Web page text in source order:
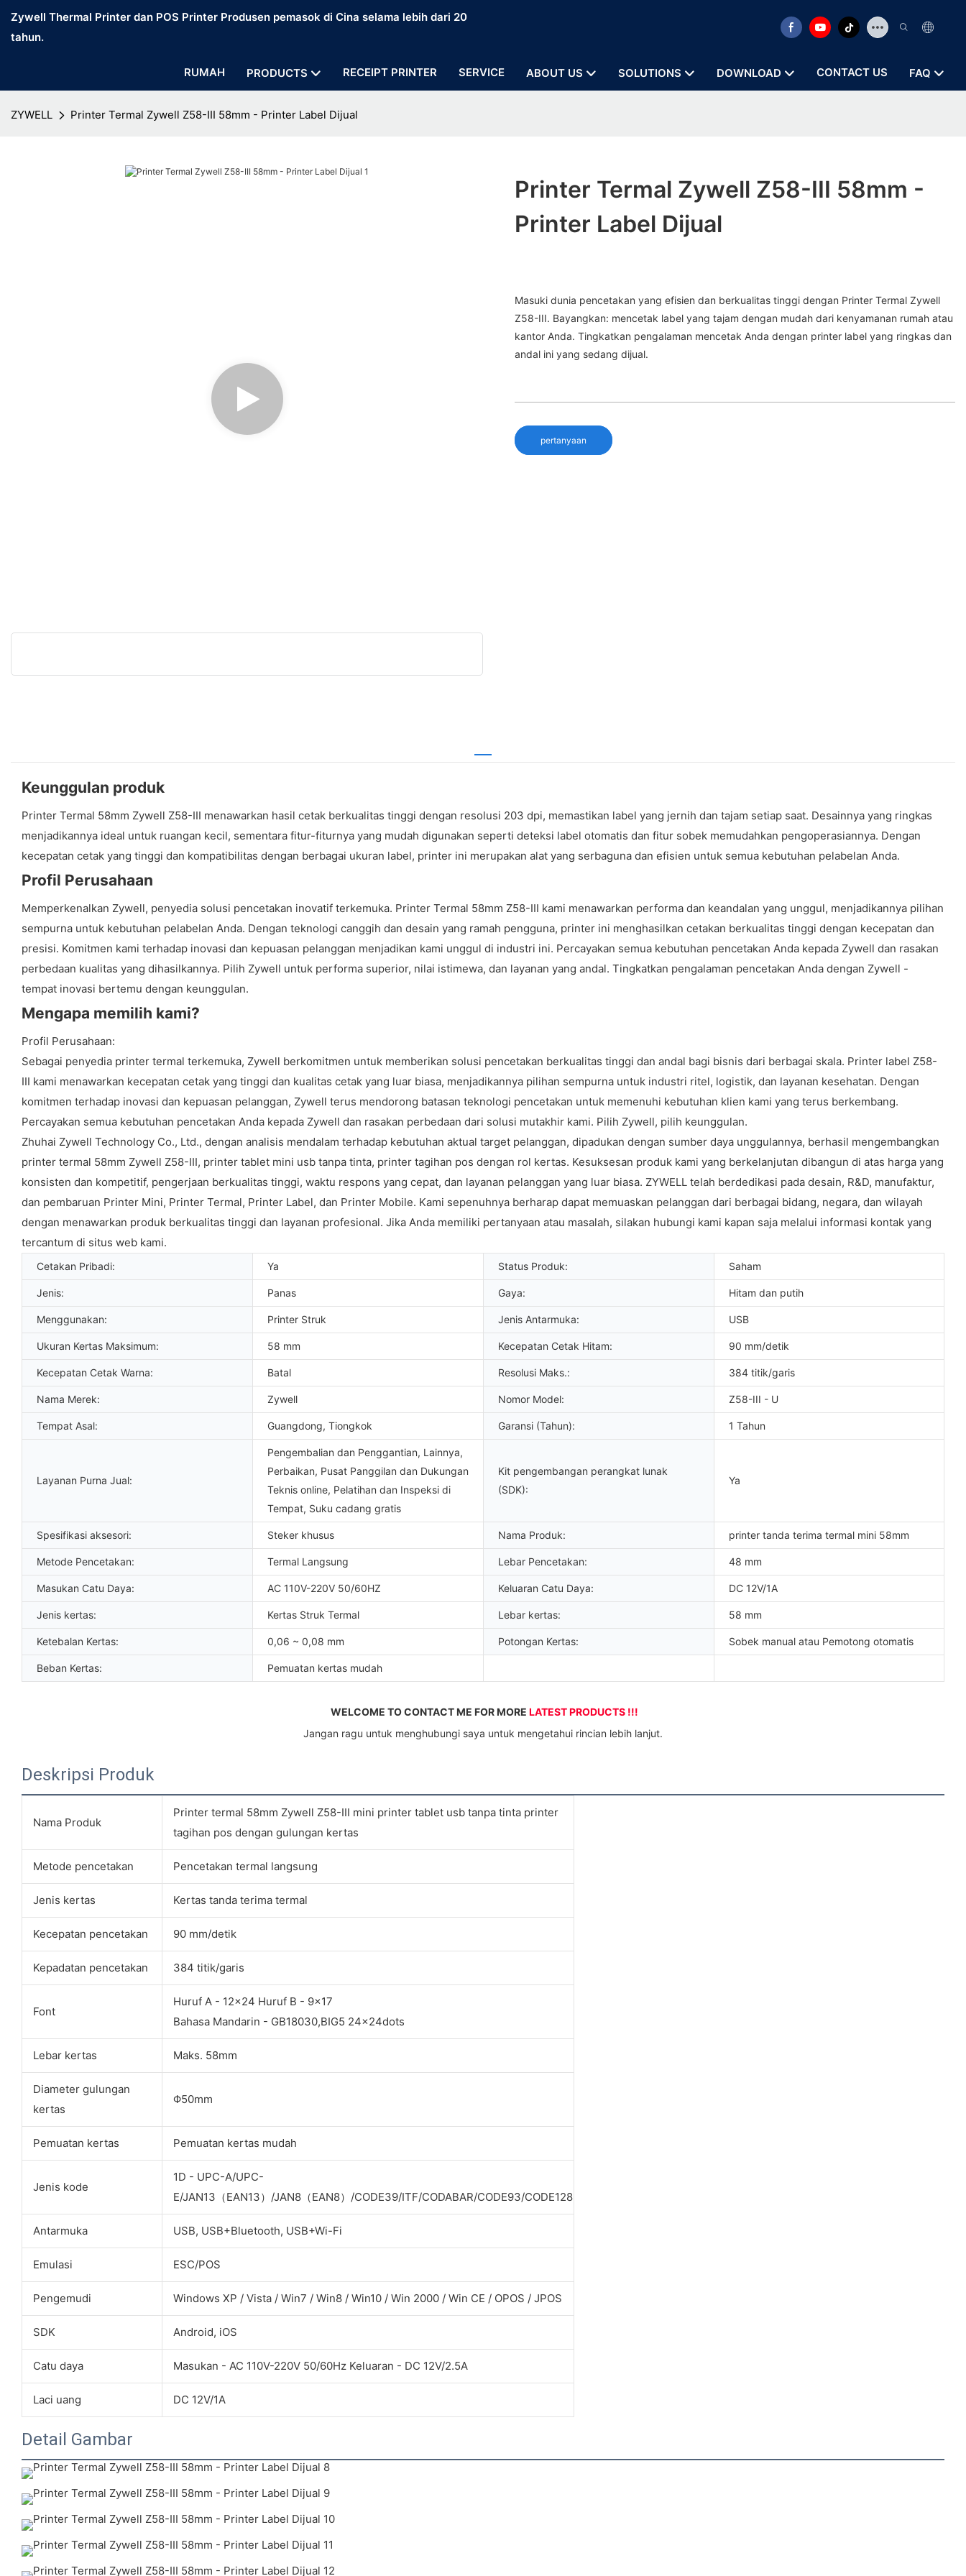
Zywell Thermal Printer dan POS Printer Produsen pemasok di Cina selama lebih dari 20
tahun.
RUMAH PRODUCTS RECEIPT PRINTER SERVICE ABOUT US SOLUTIONS DOWNLOAD CONTACT US FAQ
ZYWELL Printer Termal Zywell Z58-III 58mm - Printer Label Dijual
Printer Termal Zywell Z58-III 58mm -
Printer Label Dijual
Masuki dunia pencetakan yang efisien dan berkualitas tinggi dengan Printer Termal Zywell
Z58-III. Bayangkan: mencetak label yang tajam dengan mudah dari kenyamanan rumah atau
kantor Anda. Tingkatkan pengalaman mencetak Anda dengan printer label yang ringkas dan
andal ini yang sedang dijual.
pertanyaan
Keunggulan produk
Printer Termal 58mm Zywell Z58-III menawarkan hasil cetak berkualitas tinggi dengan resolusi 203 dpi, memastikan label yang jernih dan tajam setiap saat. Desainnya yang ringkas
menjadikannya ideal untuk ruangan kecil, sementara fitur-fiturnya yang mudah digunakan seperti deteksi label otomatis dan fitur sobek memudahkan pengoperasiannya. Dengan
kecepatan cetak yang tinggi dan kompatibilitas dengan berbagai ukuran label, printer ini merupakan alat yang serbaguna dan efisien untuk semua kebutuhan pelabelan Anda.
Profil Perusahaan
Memperkenalkan Zywell, penyedia solusi pencetakan inovatif terkemuka. Printer Termal 58mm Z58-III kami menawarkan performa dan keandalan yang unggul, menjadikannya pilihan
sempurna untuk kebutuhan pelabelan Anda. Dengan teknologi canggih dan desain yang ramah pengguna, printer ini menghasilkan cetakan berkualitas tinggi dengan kecepatan dan
presisi. Komitmen kami terhadap inovasi dan kepuasan pelanggan menjadikan kami unggul di industri ini. Percayakan semua kebutuhan pencetakan Anda kepada Zywell dan rasakan
perbedaan kualitas yang dihasilkannya. Pilih Zywell untuk performa superior, nilai istimewa, dan layanan yang andal. Tingkatkan pengalaman pencetakan Anda dengan Zywell -
tempat inovasi bertemu dengan keunggulan.
Mengapa memilih kami?
Profil Perusahaan:
Sebagai penyedia printer termal terkemuka, Zywell berkomitmen untuk memberikan solusi pencetakan berkualitas tinggi dan andal bagi bisnis dari berbagai skala. Printer label Z58-
III kami menawarkan kecepatan cetak yang tinggi dan kualitas cetak yang luar biasa, menjadikannya pilihan sempurna untuk industri ritel, logistik, dan layanan kesehatan. Dengan
komitmen terhadap inovasi dan kepuasan pelanggan, Zywell terus mendorong batasan teknologi pencetakan untuk memenuhi kebutuhan klien kami yang terus berkembang.
Percayakan semua kebutuhan pencetakan Anda kepada Zywell dan rasakan perbedaan dari solusi mutakhir kami. Pilih Zywell, pilih keunggulan.
Zhuhai Zywell Technology Co., Ltd., dengan analisis mendalam terhadap kebutuhan aktual target pelanggan, dipadukan dengan sumber daya unggulannya, berhasil mengembangkan
printer termal 58mm Zywell Z58-III, printer tablet mini usb tanpa tinta, printer tagihan pos dengan rol kertas. Kesuksesan produk kami yang berkelanjutan dibangun di atas harga yang
konsisten dan kompetitif, pengerjaan berkualitas tinggi, waktu respons yang cepat, dan layanan pelanggan yang luar biasa. ZYWELL telah berdedikasi pada desain, R&D, manufaktur,
dan pembaruan Printer Mini, Printer Termal, Printer Label, dan Printer Mobile. Kami sepenuhnya berharap dapat memuaskan pelanggan dari berbagai bidang, negara, dan wilayah
dengan menawarkan produk berkualitas tinggi dan layanan profesional. Jika Anda memiliki pertanyaan atau masalah, silakan hubungi kami kapan saja melalui informasi kontak yang
tercantum di situs web kami.
Cetakan Pribadi: Ya Status Produk: Saham
Jenis: Panas Gaya: Hitam dan putih
Menggunakan: Printer Struk Jenis Antarmuka: USB
Ukuran Kertas Maksimum: 58 mm Kecepatan Cetak Hitam: 90 mm/detik
Kecepatan Cetak Warna: Batal Resolusi Maks.: 384 titik/garis
Nama Merek: Zywell Nomor Model: Z58-III - U
Tempat Asal: Guangdong, Tiongkok Garansi (Tahun): 1 Tahun
Layanan Purna Jual:
Pengembalian dan Penggantian, Lainnya,
Perbaikan, Pusat Panggilan dan Dukungan
Teknis online, Pelatihan dan Inspeksi di
Tempat, Suku cadang gratis
Kit pengembangan perangkat lunak
(SDK):
Ya
Spesifikasi aksesori: Steker khusus Nama Produk: printer tanda terima termal mini 58mm
Metode Pencetakan: Termal Langsung Lebar Pencetakan: 48 mm
Masukan Catu Daya: AC 110V-220V 50/60HZ Keluaran Catu Daya: DC 12V/1A
Jenis kertas: Kertas Struk Termal Lebar kertas: 58 mm
Ketebalan Kertas: 0,06 ~ 0,08 mm Potongan Kertas: Sobek manual atau Pemotong otomatis
Beban Kertas: Pemuatan kertas mudah
WELCOME TO CONTACT ME FOR MORE LATEST PRODUCTS !!!
Jangan ragu untuk menghubungi saya untuk mengetahui rincian lebih lanjut.
Deskripsi Produk
Nama Produk
Printer termal 58mm Zywell Z58-III mini printer tablet usb tanpa tinta printer
tagihan pos dengan gulungan kertas
Metode pencetakan Pencetakan termal langsung
Jenis kertas Kertas tanda terima termal
Kecepatan pencetakan 90 mm/detik
Kepadatan pencetakan 384 titik/garis
Font
Huruf A - 12x24 Huruf B - 9x17
Bahasa Mandarin - GB18030,BIG5 24x24dots
Lebar kertas Maks. 58mm
Diameter gulungan
kertas
Φ50mm
Pemuatan kertas Pemuatan kertas mudah
Jenis kode
1D - UPC-A/UPC-
E/JAN13（EAN13）/JAN8（EAN8）/CODE39/ITF/CODABAR/CODE93/CODE128
Antarmuka USB, USB+Bluetooth, USB+Wi-Fi
Emulasi ESC/POS
Pengemudi Windows XP / Vista / Win7 / Win8 / Win10 / Win 2000 / Win CE / OPOS / JPOS
SDK Android, iOS
Catu daya Masukan - AC 110V-220V 50/60Hz Keluaran - DC 12V/2.5A
Laci uang DC 12V/1A
Detail Gambar